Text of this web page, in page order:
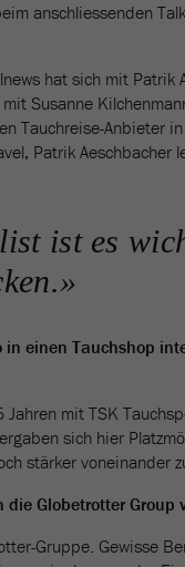
anschliessenden
hat sich mit Patrik
Susanne
Tauchreise-Anbieter
Patrik Aeschbacher
ist es
einen Tauchshop
mit TSK
sich hier
stärker voneinander
Globetrotter Group
Gruppe. Gewisse